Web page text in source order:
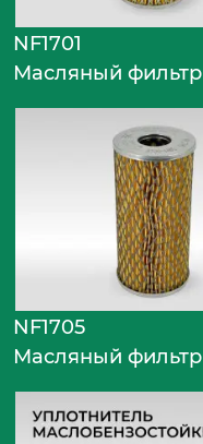
NF1701
Масляный фильтр
NF1705
Масляный фильтр